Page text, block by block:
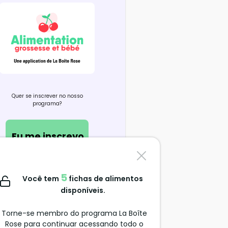
Quer se inscrever no nosso
programa?
Eu me inscrevo
Contate-nos
support@alimentation-
Você tem 5 fichas de alimentos
disponíveis.
Torne-se membro do programa La Boîte
Rose para continuar acessando todo o